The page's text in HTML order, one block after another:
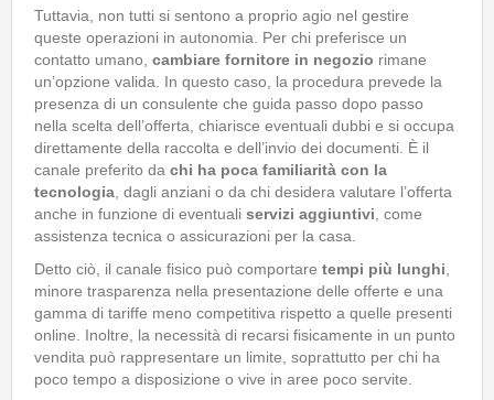
Tuttavia, non tutti si sentono a proprio agio nel gestire
queste operazioni in autonomia. Per chi preferisce un
contatto umano, cambiare fornitore in negozio rimane
un’opzione valida. In questo caso, la procedura prevede la
presenza di un consulente che guida passo dopo passo
nella scelta dell’offerta, chiarisce eventuali dubbi e si occupa
direttamente della raccolta e dell’invio dei documenti. È il
canale preferito da chi ha poca familiarità con la
tecnologia , dagli anziani o da chi desidera valutare l’offerta
anche in funzione di eventuali servizi aggiuntivi , come
assistenza tecnica o assicurazioni per la casa.
Detto ciò, il canale fisico può comportare tempi più lunghi
minore trasparenza nella presentazione delle offerte e una
gamma di tariffe meno competitiva rispetto a quelle presenti
online. Inoltre, la necessità di recarsi fisicamente in un punto
vendita può rappresentare un limite, soprattutto per chi ha
poco tempo a disposizione o vive in aree poco servite.